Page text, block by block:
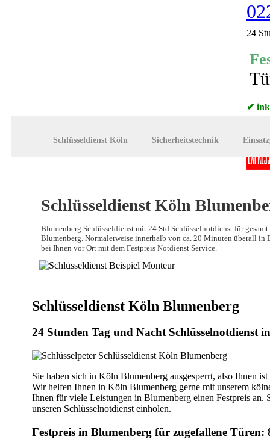
24
✔
Schlüsseldienst Köln
Blumenberg Schlüsseldienst mit 24 Std Schlüsselnotdienst für
Blumenberg. Normalerweise innerhalb von ca. 20 Minuten überall in
bei Ihnen vor Ort mit dem Festpreis Notdienst Service.
Schlüsseldienst Köln Sicherheitstechnik
Schlüsseldienst Köln Blumenberg
24 Stunden Tag und Nacht Schlüsselnotdienst
Sie haben sich in Köln Blumenberg ausgesperrt, also Ihnen
Wir helfen Ihnen in Köln Blumenberg gerne mit unserem
Ihnen für viele Leistungen in Blumenberg einen Festpreis
unseren Schlüsselnotdienst einholen.
Festpreis in Blumenberg für zugefallene Türen: